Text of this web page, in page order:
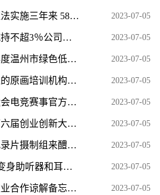
环球速看：社区矫正法实施三年来 58万人次社区矫正对象接受就业或就学指导 2023-07-05
中粮资本：股东拟减持不超3％公司股份 2023-07-05
吉泰阀门荣获2023年度温州市绿色低碳工厂 2023-07-05
全球即时：排行榜上的原画培训机构课程价格一般学费多少 2023-07-05
环球最新：杭州亚运会电竞赛事官方用机 iQOO 11S 正式发布 2023-07-05
天天热头条丨江津第六届创业创新大赛复赛举行 15个项目胜出 2023-07-05
《中国疫苗百年》纪录片摄制组来醴取材 环球时快讯 2023-07-05
当前焦点!AirPods将变身助听器和耳温枪！下一代改为USB-C接口 2023-07-05
中国和摩洛哥签署农业合作谅解备忘录-世界观热点 2023-07-05